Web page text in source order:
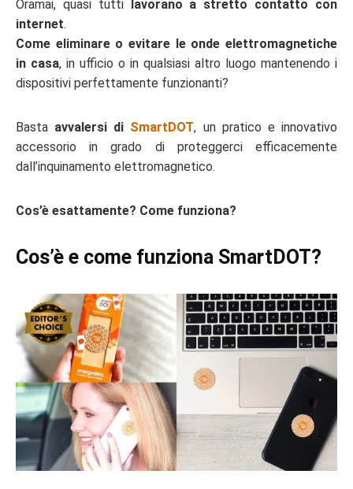
Oramai, quasi tutti lavorano a stretto contatto con
internet.
Come eliminare o evitare le onde elettromagnetiche
in casa, in ufficio o in qualsiasi altro luogo mantenendo i
dispositivi perfettamente funzionanti?
Basta avvalersi di SmartDOT, un pratico e innovativo
accessorio in grado di proteggerci efficacemente
dall’inquinamento elettromagnetico.
Cos’è esattamente? Come funziona?
Cos’è e come funziona SmartDOT?